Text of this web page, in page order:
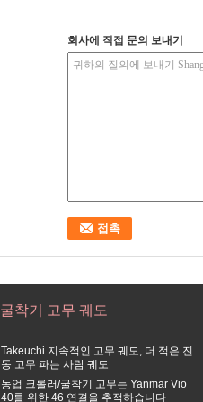
회사에 직접 문의 보내기
굴착기 고무 궤도
Takeuchi 지속적인 고무 궤도, 더 적은 진
동 고무 파는 사람 궤도
농업 크롤러/굴착기 고무는 Yanmar Vio
40를 위한 46 연결을 추적하습니다